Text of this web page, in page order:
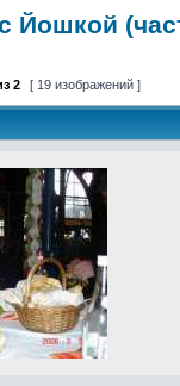
Йошкой
2 [ 19 изображений ]